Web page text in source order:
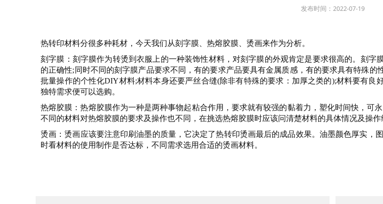
发布时间：2022-07-19
热转印材料分很多种耗材，今天我们从刻字膜、热熔胶膜、烫画来作为分析。
刻字膜 ：刻字膜作为转烫到衣服上的一种装饰性材料，对刻字膜的外观肯定是要求很高的。刻
的正确性;同时不同的刻字膜产品要求不同，有的要求产品要具有金属质感，有的要求具有特殊
批量操作的个性化DIY材料;材料本身还要严丝合缝(除非有特殊的要求：加厚之类的);材料要有
独特需求便可以选购。
热熔胶膜 ：热熔胶膜作为一种是两种事物起粘合作用，要求就有较强的黏着力，塑化时间快，可
不同的材料对热熔胶膜的要求及操作也不同，在挑选热熔胶膜时应该问清楚材料的具体情况及操作
烫画 ：烫画应该要注意印刷油墨的质量，它决定了热转印烫画最后的成品效果。油墨颜色厚实
时看材料的使用制作是否达标，不同需求选用合适的烫画材料。